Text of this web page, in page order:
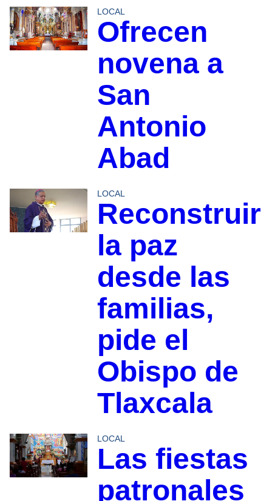
LOCAL
Ofrecen
novena a
San
Antonio
Abad
LOCAL
Reconstruir
la paz
desde las
familias,
pide el
Obispo de
Tlaxcala
LOCAL
Las fiestas
patronales